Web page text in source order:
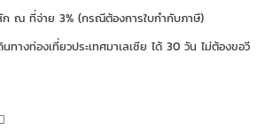
ก ณ ที่จ่าย 3% (กรณีต้องการใบกำกับภาษี)
างท่องเที่ยวประเทศมาเลเซีย ได้ 30 วัน ไม่ต้องขอวี